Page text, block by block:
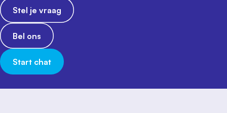
Stel je vraag
Bel ons
Start chat